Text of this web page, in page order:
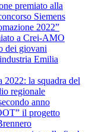
premiato alla
Siemens
2022”
a Crei-AMO
dei giovani
Emilia
la squadra del
regionale
anno
il progetto